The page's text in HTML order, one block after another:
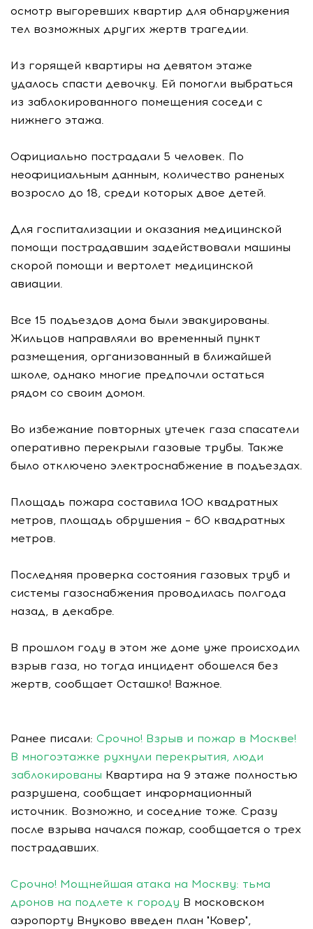
осмотр выгоревших квартир для обнаружения
тел возможных других жертв трагедии.
Из горящей квартиры на девятом этаже
удалось спасти девочку. Ей помогли выбраться
из заблокированного помещения соседи с
нижнего этажа.
Официально пострадали 5 человек. По
неофициальным данным, количество раненых
возросло до 18, среди которых двое детей.
Для госпитализации и оказания медицинской
помощи пострадавшим задействовали машины
скорой помощи и вертолет медицинской
авиации.
Все 15 подъездов дома были эвакуированы.
Жильцов направляли во временный пункт
размещения, организованный в ближайшей
школе, однако многие предпочли остаться
рядом со своим домом.
Во избежание повторных утечек газа спасатели
оперативно перекрыли газовые трубы. Также
было отключено электроснабжение в подъездах.
Площадь пожара составила 100 квадратных
метров, площадь обрушения – 60 квадратных
метров.
Последняя проверка состояния газовых труб и
системы газоснабжения проводилась полгода
назад, в декабре.
В прошлом году в этом же доме уже происходил
взрыв газа, но тогда инцидент обошелся без
жертв, сообщает Осташко! Важное.
Ранее писали: Срочно! Взрыв и пожар в Москве!
В многоэтажке рухнули перекрытия, люди
заблокированы Квартира на 9 этаже полностью
разрушена, сообщает информационный
источник. Возможно, и соседние тоже. Сразу
после взрыва начался пожар, сообщается о трех
пострадавших.
Срочно! Мощнейшая атака на Москву: тьма
дронов на подлете к городу В московском
аэропорту Внуково введен план "Ковер",